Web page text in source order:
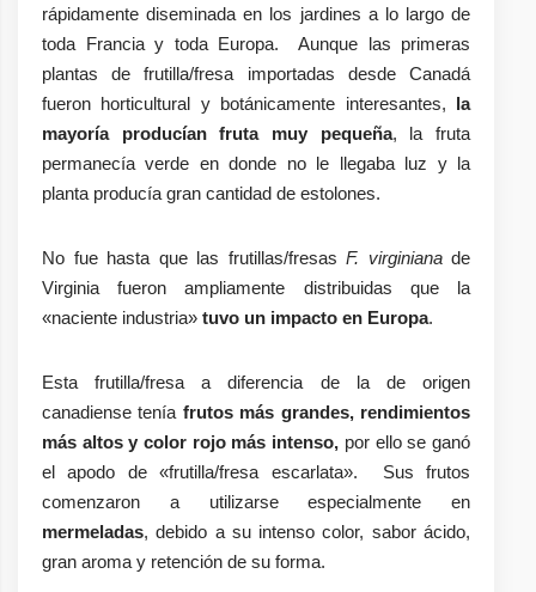
rápidamente diseminada en los jardines a lo largo de
toda Francia y toda Europa. Aunque las primeras
plantas de frutilla/fresa importadas desde Canadá
fueron horticultural y botánicamente interesantes, la
mayoría producían fruta muy pequeña, la fruta
permanecía verde en donde no le llegaba luz y la
planta producía gran cantidad de estolones.
No fue hasta que las frutillas/fresas F. virginianade
Virginia fueron ampliamente distribuidas que la
«naciente industria» tuvo un impacto en Europa.
Esta frutilla/fresa a diferencia de la de origen
canadiense tenía frutos más grandes, rendimientos
más altos y color rojo más intenso, por ello se ganó
el apodo de «frutilla/fresa escarlata». Sus frutos
comenzaron a utilizarse especialmente en
mermeladas, debido a su intenso color, sabor ácido,
gran aroma y retención de su forma.